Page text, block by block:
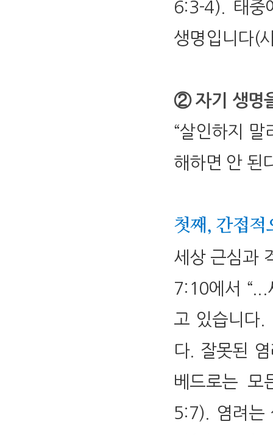
6:3-4). 태중
생명입니다(
② 자기 생명
“살인하지 말
해하면 안 된
첫째, 간접적
세상 근심과
7:10에서 “...
고 있습니다.
다. 잘못된
베드로는 모
5:7). 염려는